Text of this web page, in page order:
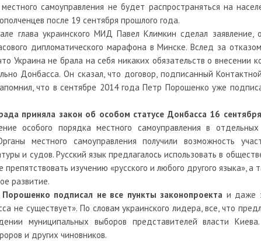
самоуправления не будет распространяться на
после 19 сентября прошлого года.
глава украинского МИД Павел Климкин сделал заявление,
дипломатического марафона в Минске. Вслед за
Украина не брала на себя никаких обязательств о внесении
Донбасса. Он сказал, что договор, подписанный
что в сентябре 2014 года Петр Порошенко уже
приняла закон об особом статусе Донбасса 16
особого порядка местного самоуправления в
местного самоуправления получили возможность
и судов. Русский язык предлагалось использовать в
изучению «русского и любого другого языка», а
развитие.
Порошенко подписал не все пункты законопроекта и даже
не существует». По словам украинского лидера, все, что
муниципальных выборов представителей власти
и других чиновников.